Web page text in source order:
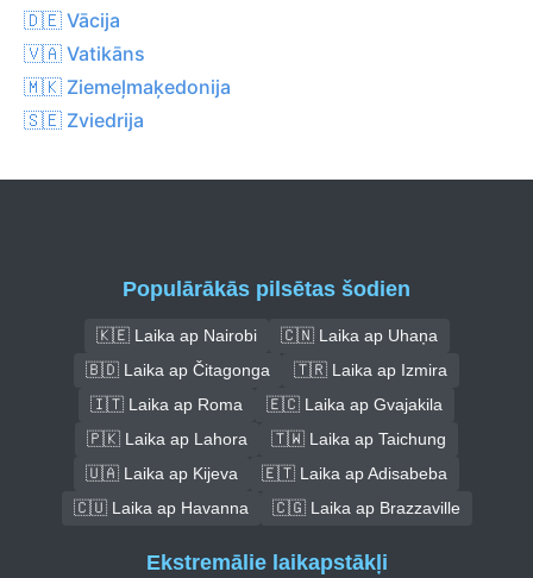
🇩🇪 Vācija
🇻🇦 Vatikāns
🇲🇰 Ziemeļmaķedonija
🇸🇪 Zviedrija
Populārākās pilsētas šodien
🇰🇪 Laika ap Nairobi
🇨🇳 Laika ap Uhaņa
🇧🇩 Laika ap Čitagonga
🇹🇷 Laika ap Izmira
🇮🇹 Laika ap Roma
🇪🇨 Laika ap Gvajakila
🇵🇰 Laika ap Lahora
🇹🇼 Laika ap Taichung
🇺🇦 Laika ap Kijeva
🇪🇹 Laika ap Adisabeba
🇨🇺 Laika ap Havanna
🇨🇬 Laika ap Brazzaville
Ekstremālie laikapstākļi